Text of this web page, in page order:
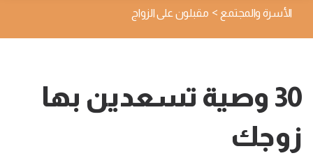
الأسرة والمجتمع > مقبلون على الزواج
30 وصية تسعدين بها
زوجك